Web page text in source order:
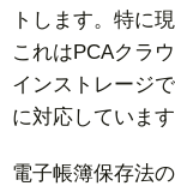
トします。特に
これはPCAクラ
インストレージ
に対応しています
電子帳簿保存法